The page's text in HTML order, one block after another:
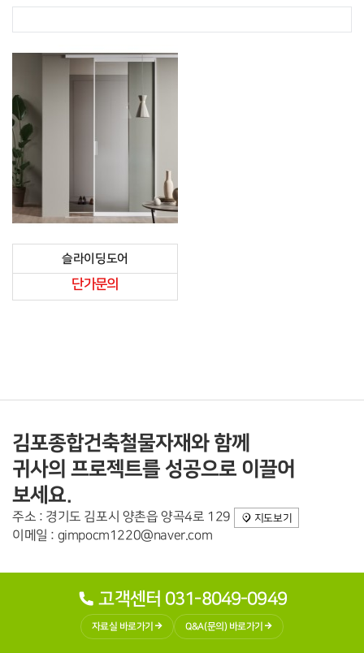
슬라이딩도어
단가문의
김포종합건축철물자재와 함께
귀사의 프로젝트를 성공으로 이끌어
보세요.
주소 : 경기도 김포시 양촌읍 양곡4로 129 지도보기
이메일 : gimpocm1220@naver.com
고객센터 031-8049-0949
자료실 바로가기 Q&A(문의) 바로가기